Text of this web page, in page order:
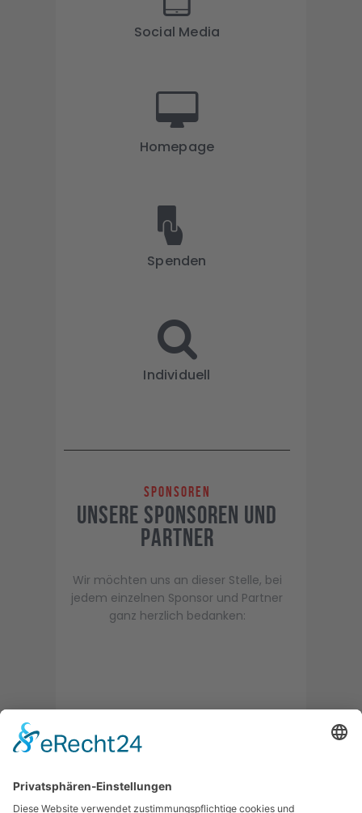
Social Media
Homepage
Spenden
Individuell
Sponsoren
Unsere Sponsoren und
Partner
Wir möchten uns an dieser Stelle, bei
jedem einzelnen Sponsor und Partner
ganz herzlich bedanken: